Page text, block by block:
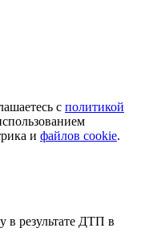
с политикой
и файлов cookie.
в результате ДТП в